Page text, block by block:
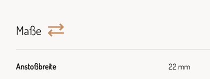
Maße
Anstoßbreite 22 mm